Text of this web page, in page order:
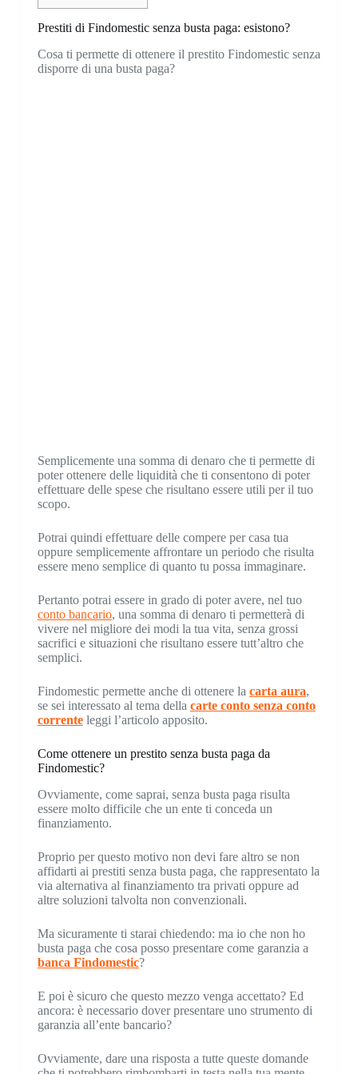
Prestiti di Findomestic senza busta paga: esistono?
Cosa ti permette di ottenere il prestito Findomestic senza
disporre di una busta paga?
Semplicemente una somma di denaro che ti permette di
poter ottenere delle liquidità che ti consentono di poter
effettuare delle spese che risultano essere utili per il tuo
scopo.
Potrai quindi effettuare delle compere per casa tua
oppure semplicemente affrontare un periodo che risulta
essere meno semplice di quanto tu possa immaginare.
Pertanto potrai essere in grado di poter avere, nel tuo
conto bancario, una somma di denaro ti permetterà di
vivere nel migliore dei modi la tua vita, senza grossi
sacrifici e situazioni che risultano essere tutt’altro che
semplici.
Findomestic permette anche di ottenere la carta aura,
se sei interessato al tema della carte conto senza conto
correnteleggi l’articolo apposito.
Come ottenere un prestito senza busta paga da
Findomestic?
Ovviamente, come saprai, senza busta paga risulta
essere molto difficile che un ente ti conceda un
finanziamento.
Proprio per questo motivo non devi fare altro se non
affidarti ai prestiti senza busta paga, che rappresentato la
via alternativa al finanziamento tra privati oppure ad
altre soluzioni talvolta non convenzionali.
Ma sicuramente ti starai chiedendo: ma io che non ho
busta paga che cosa posso presentare come garanzia a
banca Findomestic?
E poi è sicuro che questo mezzo venga accettato? Ed
ancora: è necessario dover presentare uno strumento di
garanzia all’ente bancario?
Ovviamente, dare una risposta a tutte queste domande